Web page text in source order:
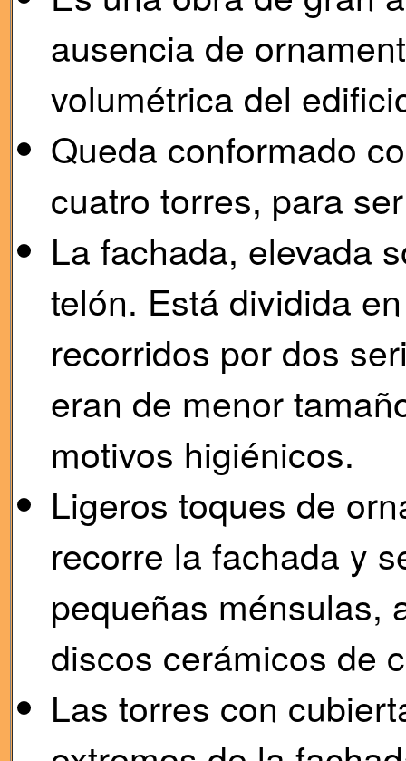
ausencia de
volumétrica del
Queda conformado
cuatro torres, para
La fachada, elevada
telón. Está dividida
recorridos por dos
eran de menor
motivos higiénicos.
Ligeros toques de
recorre la fachada y
pequeñas ménsulas,
discos cerámicos de
Las torres con